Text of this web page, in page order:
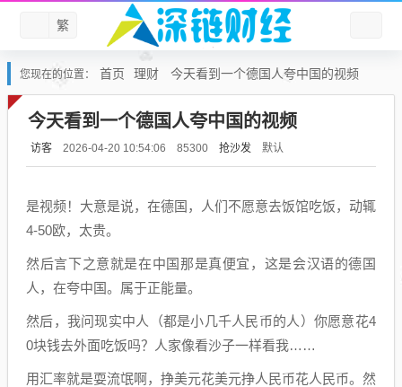
繁
您现在的位置： 首页 理财 今天看到一个德国人夸中国的视频
今天看到一个德国人夸中国的视频
访客 2026-04-20 10:54:06 85300 抢沙发 默认
是视频！大意是说，在德国，人们不愿意去饭馆吃饭，动辄
4-50欧，太贵。
然后言下之意就是在中国那是真便宜，这是会汉语的德国
人，在夸中国。属于正能量。
然后，我问现实中人（都是小几千人民币的人）你愿意花4
0块钱去外面吃饭吗？人家像看沙子一样看我……
用汇率就是耍流氓啊，挣美元花美元挣人民币花人民币。然